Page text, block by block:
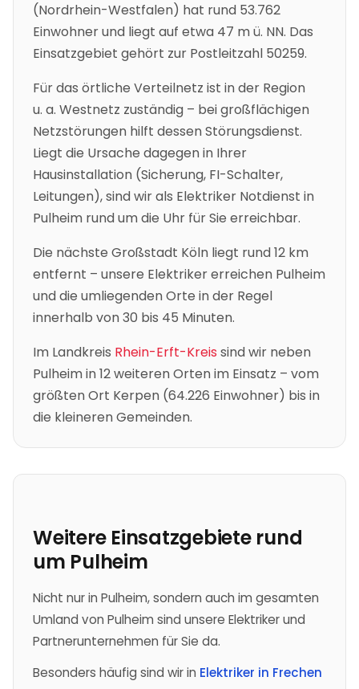
(Nordrhein-Westfalen) hat rund 53.762
Einwohnerund liegt auf etwa 47 m ü. NN. Das
Einsatzgebiet gehört zur Postleitzahl 50259.
Für das örtliche Verteilnetz ist in der Region
u. a. Westnetz zuständig – bei großflächigen
Netzstörungen hilft dessen Störungsdienst.
Liegt die Ursache dagegen in Ihrer
Hausinstallation (Sicherung, FI-Schalter,
Leitungen), sind wir als Elektriker Notdienst in
Pulheim rund um die Uhr für Sie erreichbar.
Die nächste Großstadt Köln liegt rund12 km
entfernt – unsere Elektriker erreichen Pulheim
und die umliegenden Orte in der Regel
innerhalb von 30 bis 45 Minuten.
Im Landkreis Rhein-Erft-Kreis sind wir neben
Pulheimin12weiteren Orten im Einsatz – vom
größten Ort Kerpen (64.226 Einwohner) bis in
die kleineren Gemeinden.
Weitere Einsatzgebiete rund
um Pulheim
Nicht nur in Pulheim, sondern auch im gesamten
Umland von Pulheim sind unsere Elektriker und
Partnerunternehmen für Sie da.
Besonders häufig sind wir in Elektriker in Frechen